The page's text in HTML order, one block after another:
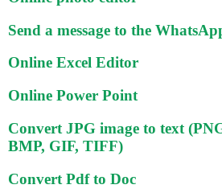
Send a message to the
Online Excel Editor
Online Power Point
Convert JPG image to text
BMP, GIF, TIFF)
Convert Pdf to Doc